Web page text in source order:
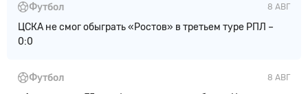
8 АВГ
Футбол
ЦСКА не смог обыграть «Ростов» в третьем туре РПЛ –
0:0
8 АВГ
Футбол